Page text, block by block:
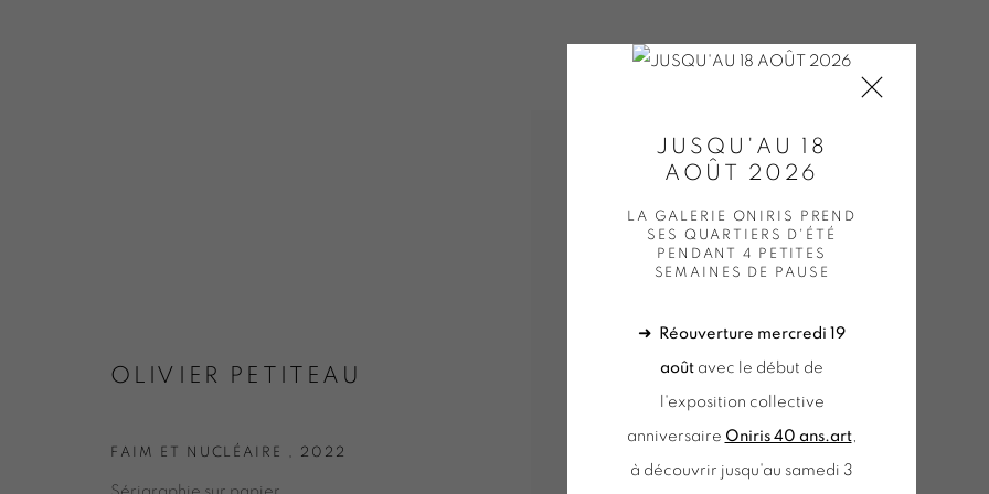
JUSQU'AU 18
AOÛT 2026
LA GALERIE ONIRIS PREND
SES QUARTIERS D'ÉTÉ
PENDANT 4 PETITES
SEMAINES DE PAUSE
➜ Réouverture mercredi 19
août avec le début de
l'exposition collective
anniversaire Oniris 40 ans.art,
à découvrir jusqu'au samedi 3
OLIVIER PETITEAU
FAIM ET NUCLÉAIRE 2022
Sérigraphie sur papier